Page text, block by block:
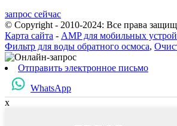
запрос сейчас
© Copyright - 2010-2024: Все права
Карта сайта - AMP для мобильных
Фильтр для воды обратного осмоса,
Отправить электронное письмо
WhatsApp
x